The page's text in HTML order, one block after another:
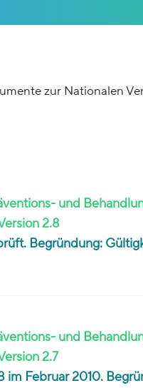
zur Nationalen
und
2.8
Begründung:
und
2.7
im Februar 2010.